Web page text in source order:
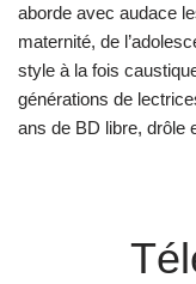
aborde avec audace
maternité, de
style à la fois
générations de
ans de BD libre, drôle